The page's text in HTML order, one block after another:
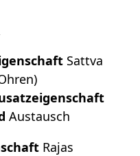
Sattva
Austausch
Rajas